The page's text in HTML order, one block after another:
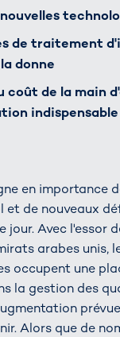
de traitement
donne
coût de la main
indispensable
en importance
et de nouveaux
jour. Avec l'essor
arabes unis,
occupent une
la gestion des
Alors que de